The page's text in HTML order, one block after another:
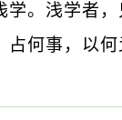
。浅学者
何事，以